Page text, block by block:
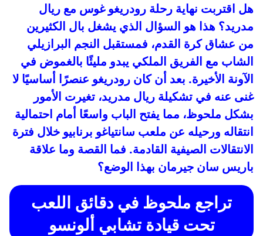
هل اقتربت نهاية رحلة رودريغو غوس مع ريال
مدريد؟ هذا هو السؤال الذي يشغل بال الكثيرين
من عشاق كرة القدم، فمستقبل النجم البرازيلي
الشاب مع الفريق الملكي يبدو مليئًا بالغموض في
الآونة الأخيرة. بعد أن كان رودريغو عنصرًا أساسيًا لا
غنى عنه في تشكيلة ريال مدريد، تغيرت الأمور
بشكل ملحوظ، مما يفتح الباب واسعًا أمام احتمالية
انتقاله ورحيله عن ملعب سانتياغو برنابيو خلال فترة
الانتقالات الصيفية القادمة. فما القصة وما علاقة
باريس سان جيرمان بهذا الوضع؟
تراجع ملحوظ في دقائق اللعب
تحت قيادة تشابي ألونسو